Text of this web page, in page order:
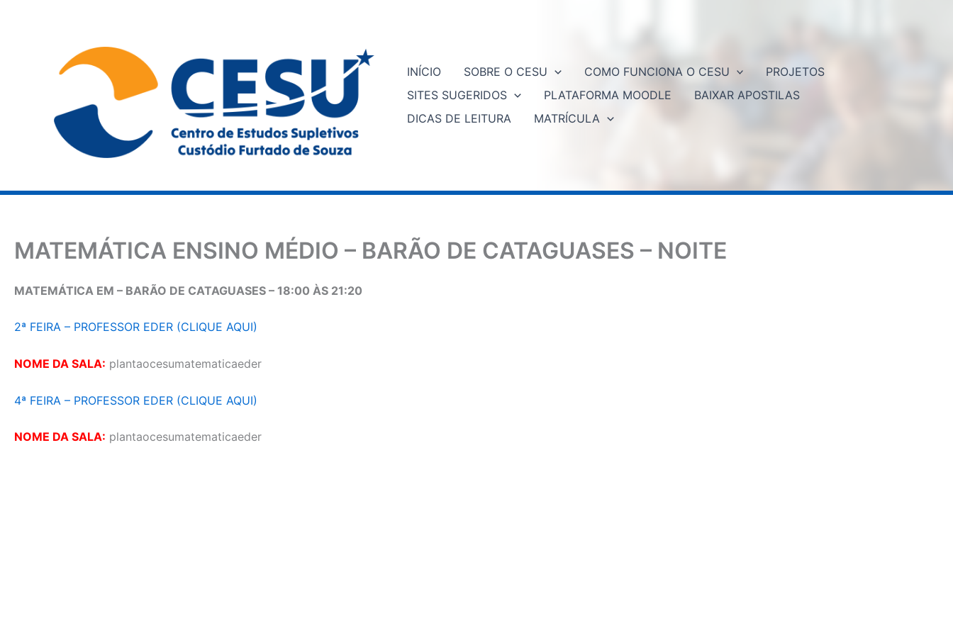
INÍCIO SOBRE O CESU COMO FUNCIONA O CESU
PROJETOS
SITES SUGERIDOS
PLATAFORMA MOODLE
BAIXAR APOSTILAS
DICAS DE LEITURA
MATRÍCULA
MATEMÁTICA ENSINO MÉDIO – BARÃO DE CATAGUASES – NOITE
MATEMÁTICA EM – BARÃO DE CATAGUASES – 18:00 ÀS 21:20
2ª FEIRA – PROFESSOR EDER (CLIQUE AQUI)
NOME DA SALA: plantaocesumatematicaeder
4ª FEIRA – PROFESSOR EDER (CLIQUE AQUI)
NOME DA SALA: plantaocesumatematicaeder